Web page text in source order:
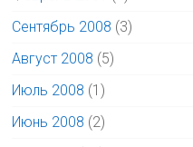
Сентябрь 2008 (3)
Август 2008 (5)
Июль 2008 (1)
Июнь 2008 (2)